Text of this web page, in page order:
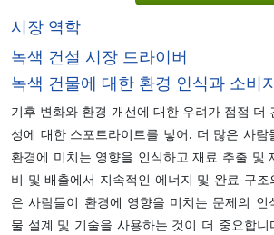
시장 역학
녹색 건설 시장 드라이버
녹색 건물에 대한 환경 인식과 소비
기후 변화와 환경 개선에 대한 우려가 점점 더
성에 대한 스포트라이트를 넣어. 더 많은 사람
환경에 미치는 영향을 인식하고 재료 추출 및
비 및 배출에서 지속적인 에너지 및 완료 구
은 사람들이 환경에 영향을 미치는 문제의 인
물 설계 및 기술을 사용하는 것이 더 중요합